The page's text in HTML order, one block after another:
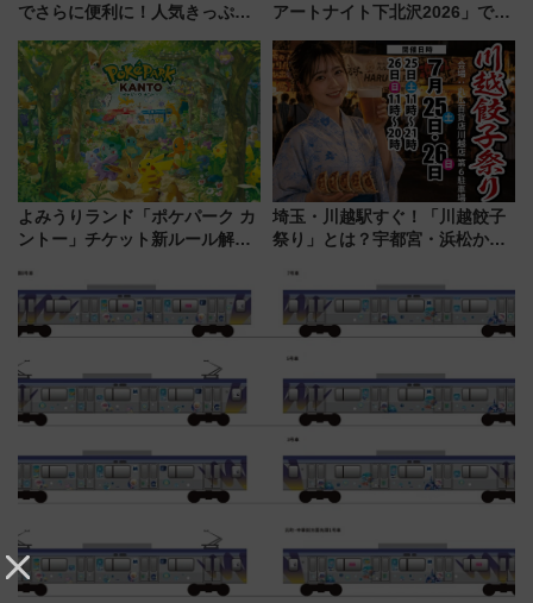
でさらに便利に！人気きっぷ
今年も発売 秋・早春に千葉県を
巡るなら使い勝手・コスパ抜群
アートナイト下北沢2026」でイ
を満喫しよう
よみうりランド「ポケパーク カ
ントー」チケット新ルール解
埼玉・川越駅すぐ！「川越餃子
祭り」とは？宇都宮・浜松から
催】